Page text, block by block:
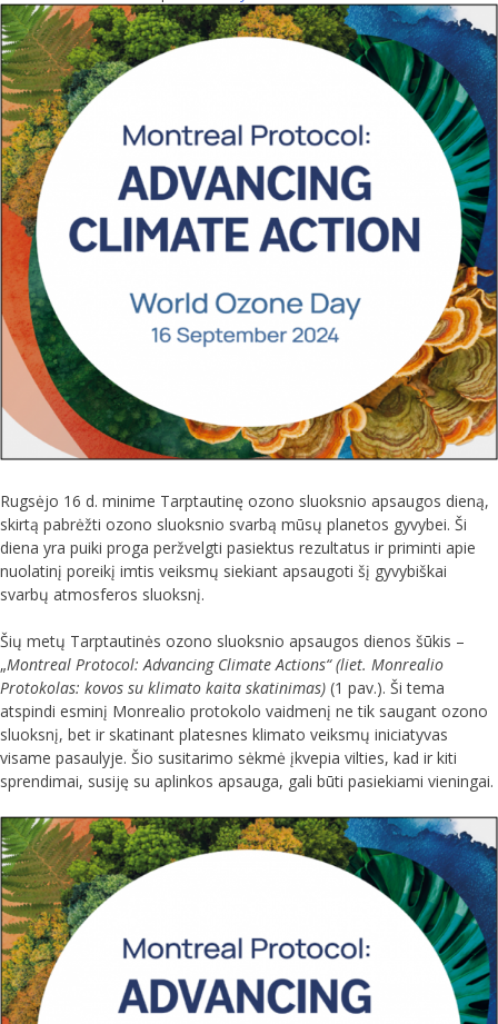
Rugsėjo 16 d. minime Tarptautinę ozono sluoksnio apsaugos dieną,
skirtą pabrėžti ozono sluoksnio svarbą mūsų planetos gyvybei. Ši
diena yra puiki proga peržvelgti pasiektus rezultatus ir priminti apie
nuolatinį poreikį imtis veiksmų siekiant apsaugoti šį gyvybiškai
svarbų atmosferos sluoksnį.
Šių metų Tarptautinės ozono sluoksnio apsaugos dienos šūkis –
„Montreal Protocol: Advancing Climate Actions“ (liet. Monrealio
Protokolas: kovos su klimato kaita skatinimas) (1 pav.). Ši tema
atspindi esminį Monrealio protokolo vaidmenį ne tik saugant ozono
sluoksnį, bet ir skatinant platesnes klimato veiksmų iniciatyvas
visame pasaulyje. Šio susitarimo sėkmė įkvepia vilties, kad ir kiti
sprendimai, susiję su aplinkos apsauga, gali būti pasiekiami vieningai.